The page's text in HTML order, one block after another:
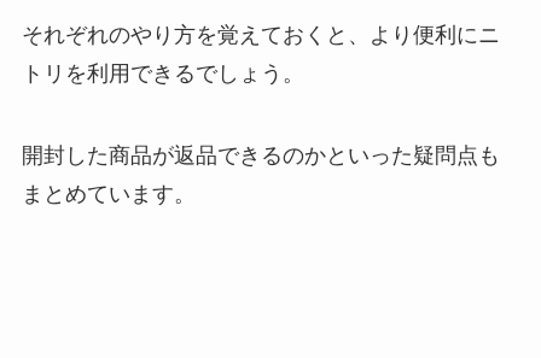
それぞれのやり方を覚えておくと、より便利にニ
トリを利用できるでしょう。
開封した商品が返品できるのかといった疑問点も
まとめています。